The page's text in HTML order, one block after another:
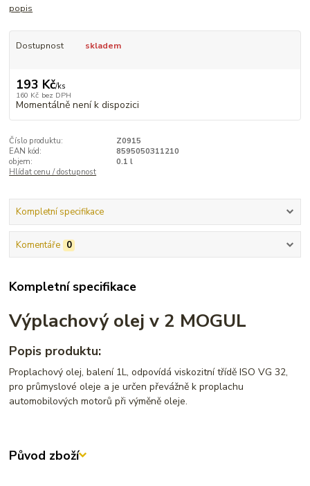
popis
Dostupnost skladem
193 Kč/ks
160 Kč bez DPH
Momentálně není k dispozici
Číslo produktu:
Z0915
EAN kód:
8595050311210
objem:
0.1 l
Hlídat cenu / dostupnost
Kompletní specifikace
Komentáře 0
Kompletní specifikace
Výplachový olej v 2 MOGUL
Popis produktu:
Proplachový olej, balení 1L, odpovídá viskozitní třídě ISO VG 32,
pro průmyslové oleje a je určen převážně k proplachu
automobilových motorů při výměně oleje.
Původ zboží